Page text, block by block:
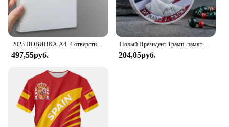
2023 НОВИНКА A4, 4 отверстия, зажим D-типа, синяя папка из полипропилена, перфорированная прозрачная папка-переплет, папка А4
497,55руб.
Новый Президент Трамп, памятный значок Дональда Трампа монета, серебряное золото, тройная монета, Дональд J Трамп, «в Бог, которому мы доверяем», монеты
204,05руб.